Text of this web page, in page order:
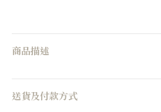
商品描述
送貨及付款方式